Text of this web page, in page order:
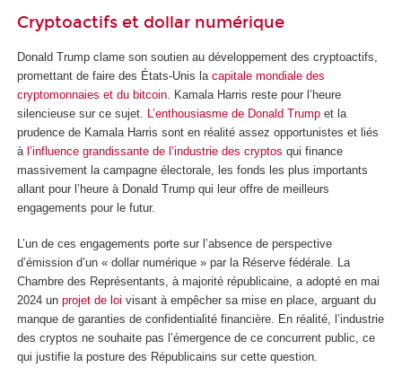
Cryptoactifs et dollar numérique
Donald Trump clame son soutien au développement des cryptoactifs,
promettant de faire des États-Unis la capitale mondiale des
cryptomonnaies et du bitcoin . Kamala Harris reste pour l’heure
silencieuse sur ce sujet.
L’enthousiasme de Donald Trump et la
prudence de Kamala Harris sont en réalité assez opportunistes et liés
à l’influence grandissante de l’industrie des cryptos qui finance
massivement la campagne électorale, les fonds les plus importants
allant pour l’heure à Donald Trump qui leur offre de meilleurs
engagements pour le futur.
L’un de ces engagements porte sur l’absence de perspective
d’émission d’un « dollar numérique » par la Réserve fédérale. La
Chambre des Représentants, à majorité républicaine, a adopté en mai
2024 un projet de loi visant à empêcher sa mise en place, arguant du
manque de garanties de confidentialité financière. En réalité, l’industrie
des cryptos ne souhaite pas l’émergence de ce concurrent public, ce
qui justifie la posture des Républicains sur cette question.